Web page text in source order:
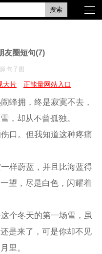
搜索
友圈短句(7)
:句子图
大片 正能量网站入口
蜂拥，终是寂寞不去，
，却从不曾孤独。
口。但我知道这种疼痛
样蔚蓝，并且比海蓝得
望，尽是白色，闪耀着
个冬天的第一场雪，虽
是来了，可是你却不见
里。